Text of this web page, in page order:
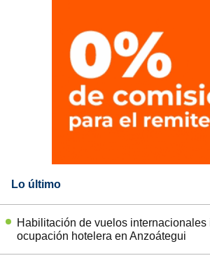
Lo último
Habilitación de vuelos internacionales
ocupación hotelera en Anzoátegui